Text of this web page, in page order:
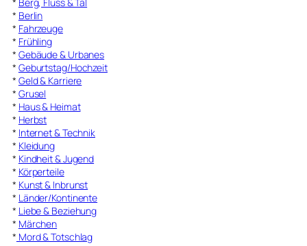
* Berlin
* Fahrzeuge
* Frühling
* Gebäude & Urbanes
* Geburtstag/Hochzeit
* Geld & Karriere
* Grusel
* Haus & Heimat
* Herbst
* Internet & Technik
* Kleidung
* Kindheit & Jugend
* Körperteile
* Kunst & Inbrunst
* Länder/Kontinente
* Liebe & Beziehung
* Märchen
* Mord & Totschlag